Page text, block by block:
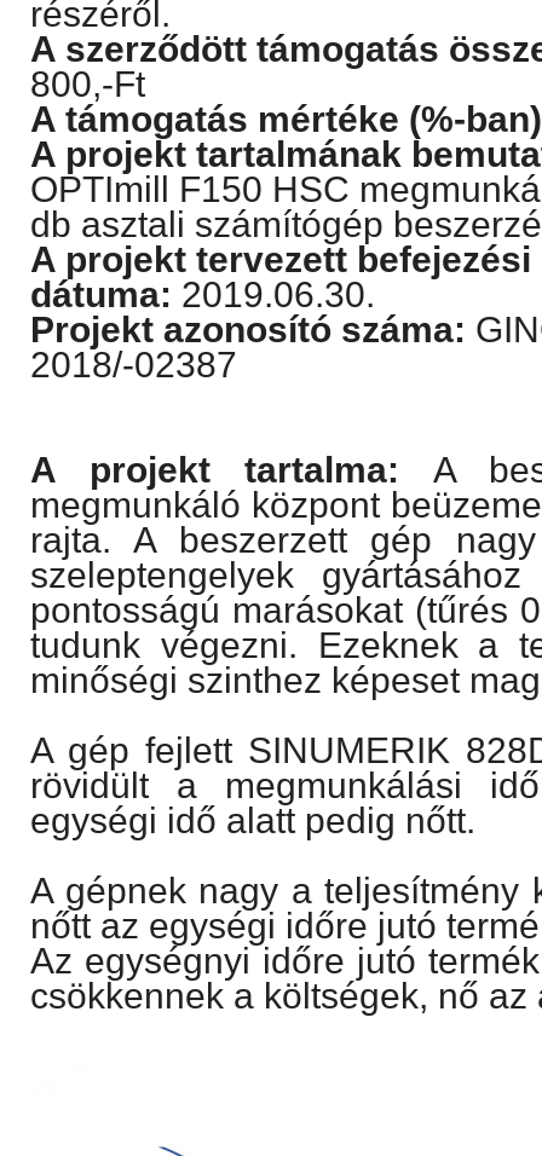
részéről.
A szerződött támogatás
800,-Ft
A támogatás mértéke (%-
A projekt tartalmának
OPTImill F150 HSC
db asztali számítógép
A projekt tervezett befejezési
dátuma: 2019.06.30.
Projekt azonosító száma:
2018/-02387
A projekt tartalma:A
megmunkáló központ
rajta. A beszerzett gép
szeleptengelyek
pontosságú marásokat (tűrés
tudunk végezni. Ezeknek a
minőségi szinthez képeset
A gép fejlett SINUMERIK
rövidült a megmunkálási
egységi idő alatt pedig nőtt.
A gépnek nagy a teljesítmény
nőtt az egységi időre jutó
Az egységnyi időre jutó
csökkennek a költségek, nő az